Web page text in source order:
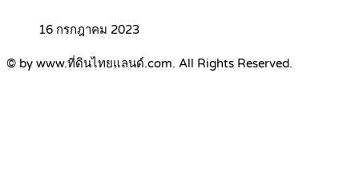
16 กรกฎาคม 2023
© by www.ที่ดินไทยแลนด์.com. All Rights Reserved.